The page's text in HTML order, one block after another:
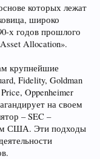
которых лежат
широко
х годов прошлого
Allocation».
крупнейшие
Fidelity, Goldman
Oppenheimer
на своем
– SEC –
США. Эти подходы